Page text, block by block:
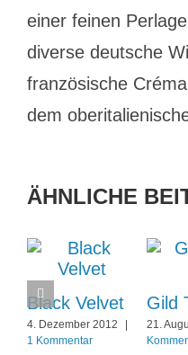
einer feinen
diverse deutsche
französische
dem
ÄHNLICHE
Black Velvet
4. Dezember 2012
1 Kommentar
Gild
21.